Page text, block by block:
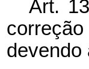
Art.
devendo